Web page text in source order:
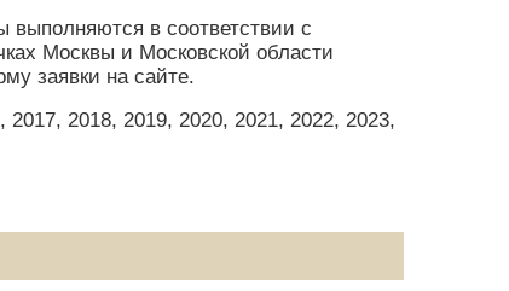
в соответствии с
Москвы и Московской области
заявки на сайте.
2018, 2019, 2020, 2021, 2022, 2023,